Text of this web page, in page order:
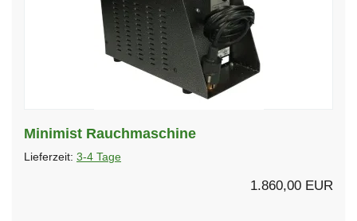
Minimist Rauchmaschine
Lieferzeit: 3-4 Tage
1.860,00 EUR